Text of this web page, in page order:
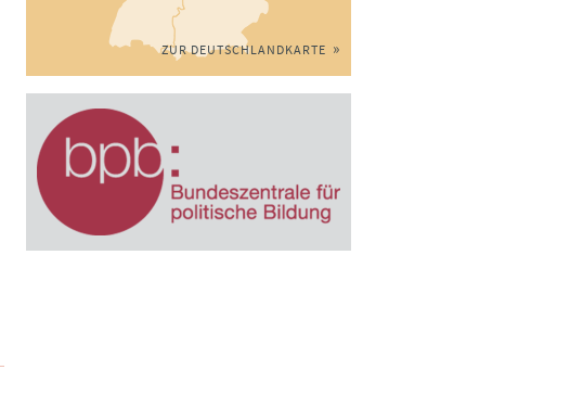
ZUR DEUTSCHLANDKARTE